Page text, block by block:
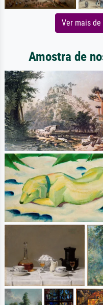
Ver mais
Amostra de